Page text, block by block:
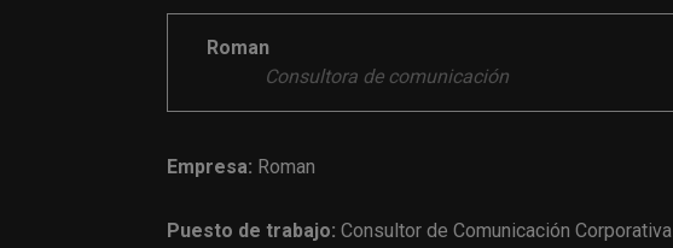
Roman
Consultora de comunicación
Empresa: Roman
Puesto de trabajo: Consultor de Comunicación Corporativa